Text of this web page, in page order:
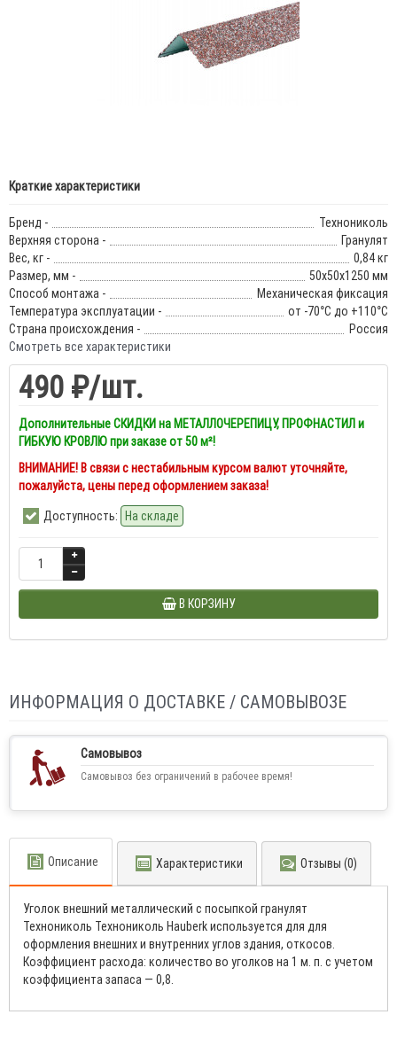
Краткие характеристики
Бренд -
Технониколь
Верхняя сторона -
Гранулят
Вес, кг -
0,84 кг
Размер, мм -
50х50х1250 мм
Способ монтажа -
Механическая фиксация
Температура эксплуатации -
от -70°С до +110°С
Страна происхождения -
Россия
Смотреть все характеристики
490 ₽/шт.
Дополнительные СКИДКИ на МЕТАЛЛОЧЕРЕПИЦУ, ПРОФНАСТИЛ и
ГИБКУЮ КРОВЛЮ при заказе от 50 м²!
ВНИМАНИЕ! В связи с нестабильным курсом валют уточняйте,
пожалуйста, цены перед оформлением заказа!
Доступность: На складе
В КОРЗИНУ
ИНФОРМАЦИЯ О ДОСТАВКЕ / САМОВЫВОЗЕ
Самовывоз
Самовывоз без ограничений в рабочее время!
Описание Характеристики Отзывы (0)
Уголок внешний металлический с посыпкой гранулят
Технониколь Технониколь Hauberk используется для для
оформления внешних и внутренних углов здания, откосов.
Коэффициент расхода: количество во уголков на 1 м. п. с учетом
коэффициента запаса — 0,8.